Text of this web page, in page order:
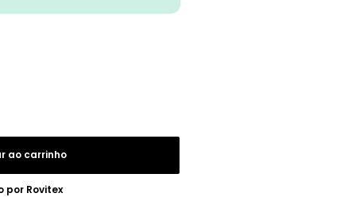
ao carrinho
por Rovitex